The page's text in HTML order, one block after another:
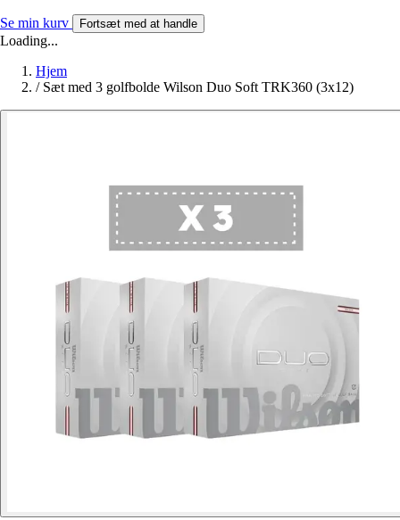
Se min kurv Fortsæt med at handle
Loading...
Hjem
/ Sæt med 3 golfbolde Wilson Duo Soft TRK360 (3x12)